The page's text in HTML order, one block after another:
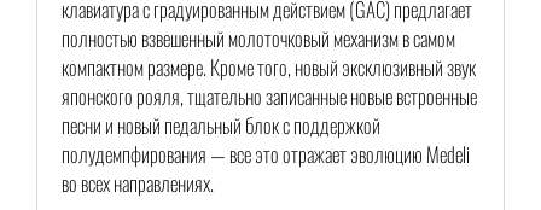
клавиатура с градуированным действием (GAC) предлагает
полностью взвешенный молоточковый механизм в самом
компактном размере. Кроме того, новый эксклюзивный звук
японского рояля, тщательно записанные новые встроенные
песни и новый педальный блок с поддержкой
полудемпфирования — все это отражает эволюцию Medeli
во всех направлениях.